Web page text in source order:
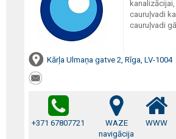
kanalizācijai,
cauruļvadi
cauruļvadi
Kārļa Ulmaņa gatve 2, Rīga, LV-1004
+371 67807721
WAZE
navigācija
WWW